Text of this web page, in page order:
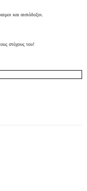
και αισιόδοξοι.
στόχους του!